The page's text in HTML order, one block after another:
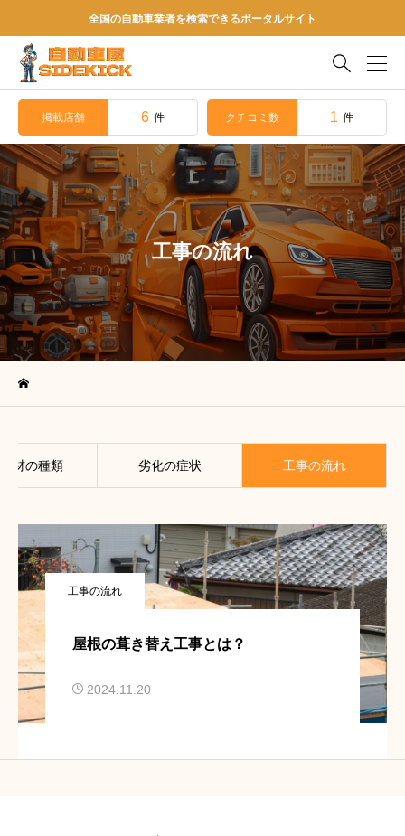
全国の自動車業者を検索できるポータルサイト

掲載店舗 6 件 クチコミ数 1 件
工事の流れ
材の種類 劣化の症状 工事の流れ
工事の流れ
屋根の葺き替え工事とは？
2024.11.20